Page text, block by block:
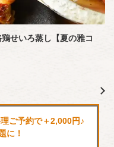
せいろ蒸し【夏の雅コ
ご予約で＋2,000円♪
に！